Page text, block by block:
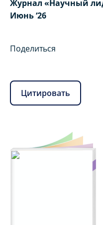
Журнал «Научный
Июнь ‘26
Поделиться
Цитировать